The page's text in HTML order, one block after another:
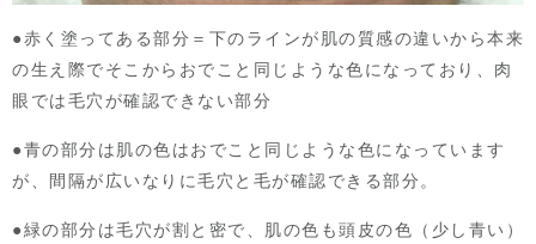
●赤く塗ってある部分＝下のラインが肌の質感の違いから本来
の生え際でそこからおでこと同じような色になっており、肉
眼では毛穴が確認できない部分
●青の部分は肌の色はおでこと同じような色になっています
が、間隔が広いなりに毛穴と毛が確認できる部分。
●緑の部分は毛穴が割と密で、肌の色も頭皮の色（少し青い）